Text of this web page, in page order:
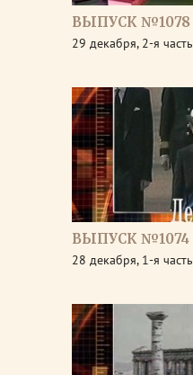
ВЫПУСК №1078
29 декабря, 2-я часть
ВЫПУСК №1074
28 декабря, 1-я часть